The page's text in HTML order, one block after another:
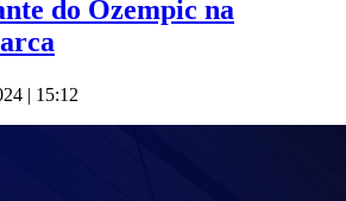
do Ozempic na
| 15:12